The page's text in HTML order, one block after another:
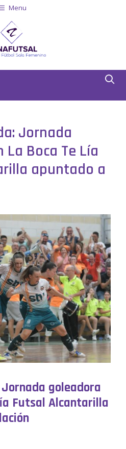
Menu
Jornada
Boca Te Lía
apuntado a
Jornada goleadora
Futsal Alcantarilla